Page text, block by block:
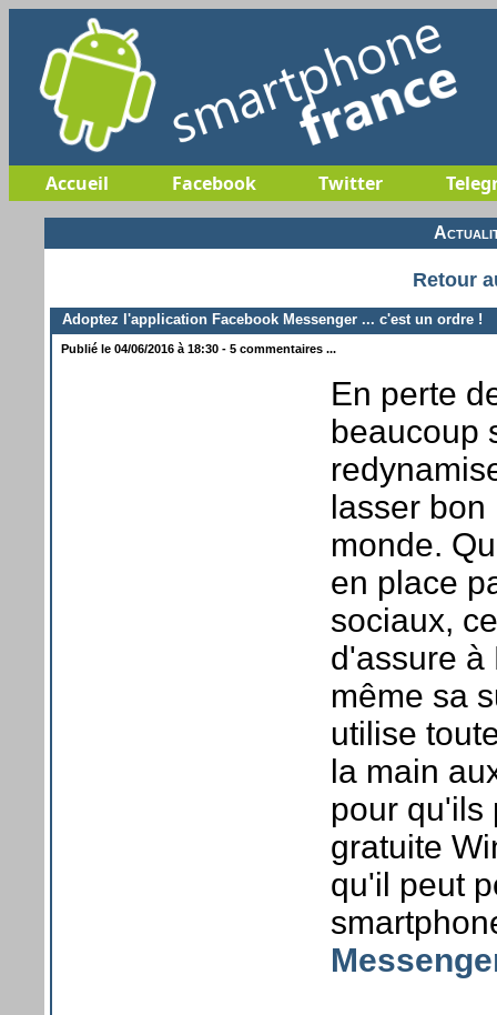
Accueil Facebook Twitter
Retour
Adoptez l'application Facebook Messenger ... c'est un ordre !
Publié le 04/06/2016 à 18:30 - 5 commentaires ...
En perte
beaucoup
lasser
monde.
en place
sociaux,
d'assure à
même sa
utilise
la main
pour qu'ils
gratuite
qu'il peut